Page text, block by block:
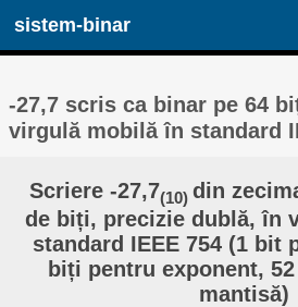
sistem-binar
-27,7 scris ca binar pe 64
virgulă mobilă în standard
Scriere -27,7(10) din
de biți, precizie dublă, în
standard IEEE 754 (1 bit
biți pentru exponent,
mantisă)